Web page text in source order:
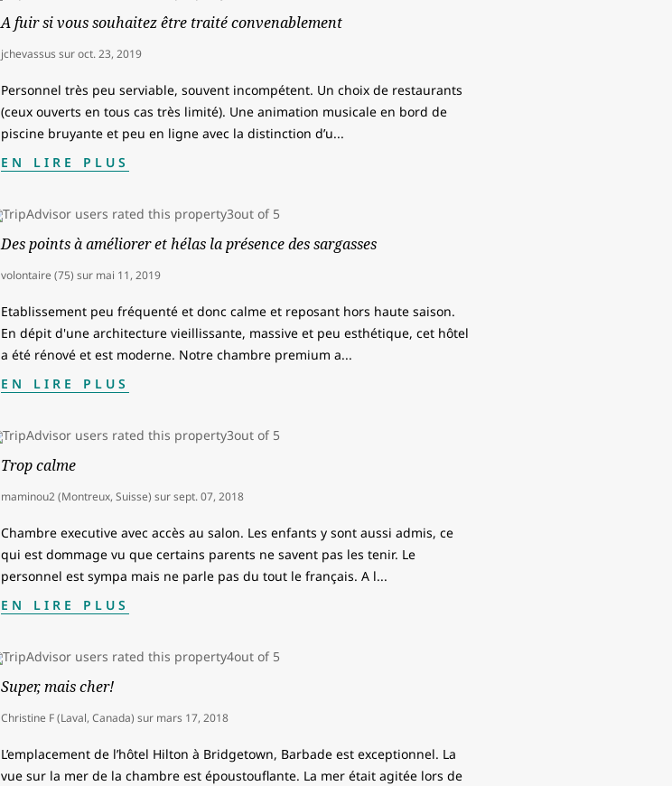
A fuir si vous souhaitez être traité convenablement
jchevassus suroct. 23, 2019
Personnel très peu serviable, souvent incompétent. Un choix de restaurants
(ceux ouverts en tous cas très limité). Une animation musicale en bord de
piscine bruyante et peu en ligne avec la distinction d’u...
EN LIRE PLUS
Des points à améliorer et hélas la présence des sargasses
volontaire (75) sur mai 11, 2019
Etablissement peu fréquenté et donc calme et reposant hors haute saison.
En dépit d'une architecture vieillissante, massive et peu esthétique, cet hôtel
a été rénové et est moderne. Notre chambre premium a...
EN LIRE PLUS
Trop calme
maminou2 (Montreux, Suisse) sursept. 07, 2018
Chambre executive avec accès au salon. Les enfants y sont aussi admis, ce
qui est dommage vu que certains parents ne savent pas les tenir. Le
personnel est sympa mais ne parle pas du tout le français. A l...
EN LIRE PLUS
Super, mais cher!
Christine F (Laval, Canada) sur mars 17, 2018
L’emplacement de l’hôtel Hilton à Bridgetown, Barbade est exceptionnel. La
vue sur la mer de la chambre est époustouflante. La mer était agitée lors de